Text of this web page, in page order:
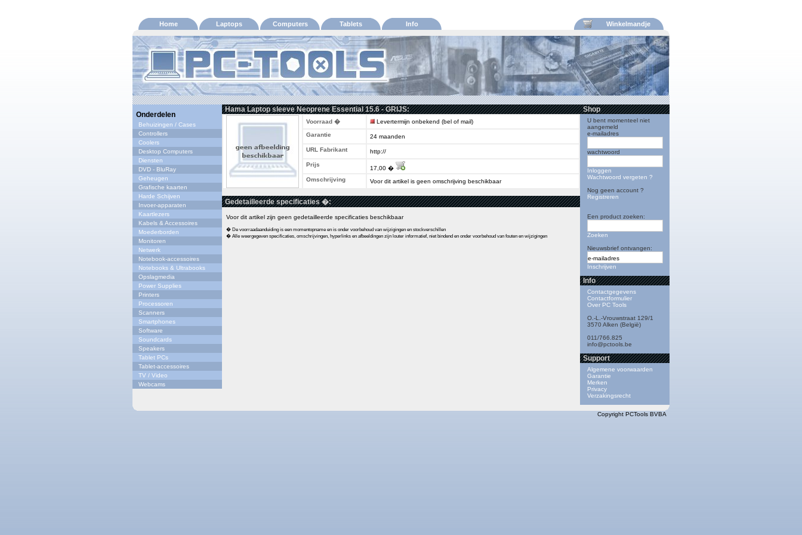
Home Laptops Computers Tablets Info Winkelmandje
Onderdelen
Behuizingen / Cases
Controllers
Coolers
Desktop Computers
Diensten
DVD - BluRay
Geheugen
Grafische kaarten
Harde Schijven
Invoer-apparaten
Kaartlezers
Kabels & Accessoires
Moederborden
Monitoren
Netwerk
Notebook-accessoires
Notebooks & Ultrabooks
Opslagmedia
Power Supplies
Printers
Processoren
Scanners
Smartphones
Software
Soundcards
Speakers
Tablet PCs
Tablet-accessoires
TV / Video
Webcams
Hama Laptop sleeve Neoprene Essential 15.6 - GRIJS:
Voorraad �
Levertermijn onbekend (bel of mail)
Garantie
24 maanden
URL Fabrikant
http://
Prijs
17,00 �
Omschrijving
Voor dit artikel is geen omschrijving beschikbaar
Gedetailleerde specificaties �:
Voor dit artikel zijn geen gedetailleerde specificaties beschikbaar
� De voorraadaanduiding is een momentopname en is onder voorbehoud van wijzigingen en stockverschillen
� Alle weergegeven specificaties, omschrijvingen, hyperlinks en afbeeldingen zijn louter informatief, niet bindend en onder voorbehoud van fouten en wijzigingen
Shop
U bent momenteel niet
aangemeld
e-mailadres
wachtwoord
Inloggen
Wachtwoord vergeten ?
Nog geen account ?
Registreren
Een product zoeken:
Zoeken
Nieuwsbrief ontvangen:
Inschrijven
Info
Contactgegevens
Contactformulier
Over PC Tools
O.-L.-Vrouwstraat 129/1
3570 Alken (België)
011/766.825
info@pctools.be
Support
Algemene voorwaarden
Garantie
Merken
Privacy
Verzakingsrecht
Copyright PCTools BVBA